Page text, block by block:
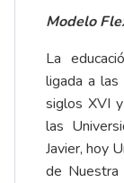
Modelo
La
ligada a las
siglos XVI
las
Javier, hoy
de Nuestra